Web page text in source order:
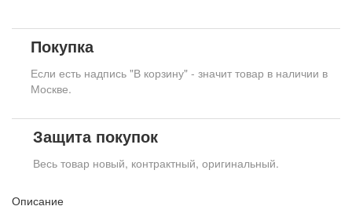
Покупка
Если есть надпись "В корзину" - значит товар в наличии в
Москве.
Защита покупок
Весь товар новый, контрактный, оригинальный.
Описание